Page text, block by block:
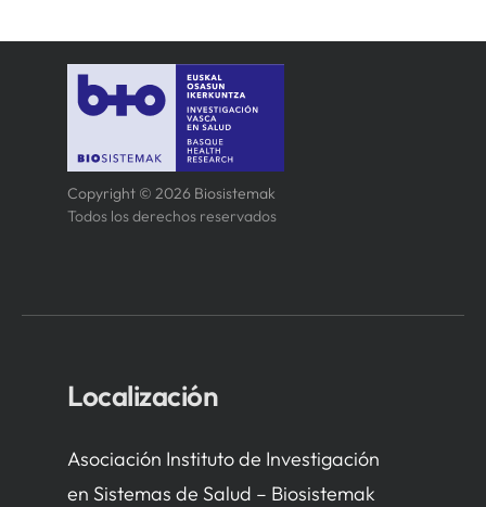
Copyright © 2026 Biosistemak
Todos los derechos reservados
Localización
Asociación Instituto de Investigación
en Sistemas de Salud – Biosistemak